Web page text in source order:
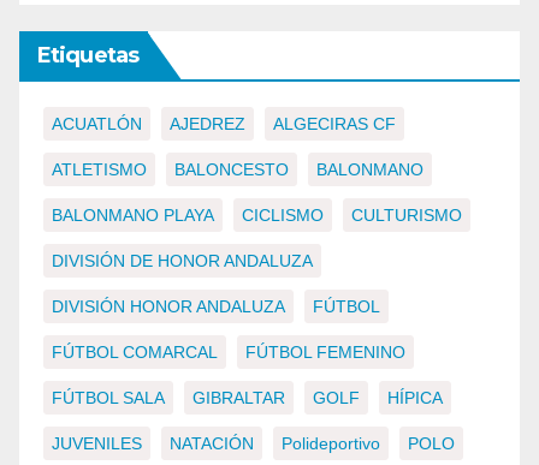
Etiquetas
ACUATLÓN AJEDREZ ALGECIRAS CF
ATLETISMO BALONCESTO BALONMANO
BALONMANO PLAYA CICLISMO CULTURISMO
DIVISIÓN DE HONOR ANDALUZA
DIVISIÓN HONOR ANDALUZA FÚTBOL
FÚTBOL COMARCAL FÚTBOL FEMENINO
FÚTBOL SALA GIBRALTAR GOLF HÍPICA
JUVENILES NATACIÓN Polideportivo POLO